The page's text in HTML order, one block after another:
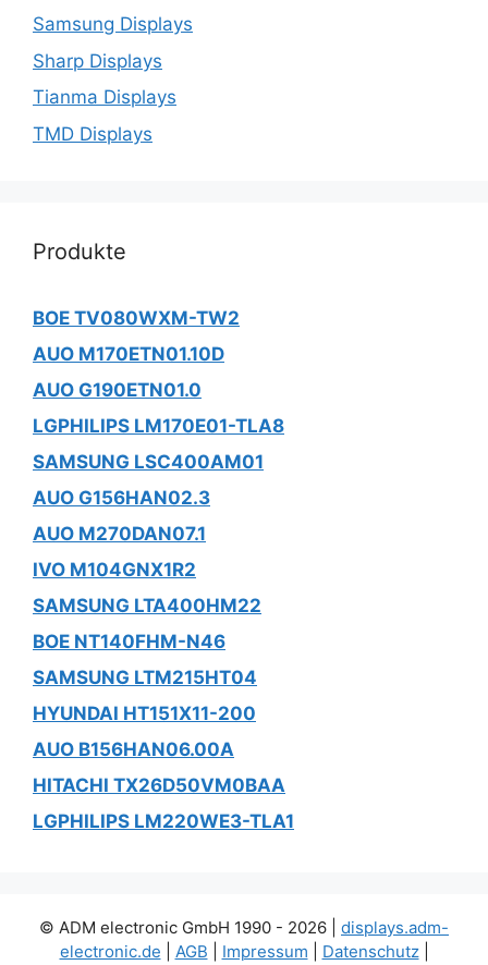
Samsung Displays
Sharp Displays
Tianma Displays
TMD Displays
Produkte
BOE TV080WXM-TW2
AUO M170ETN01.10D
AUO G190ETN01.0
LGPHILIPS LM170E01-TLA8
SAMSUNG LSC400AM01
AUO G156HAN02.3
AUO M270DAN07.1
IVO M104GNX1R2
SAMSUNG LTA400HM22
BOE NT140FHM-N46
SAMSUNG LTM215HT04
HYUNDAI HT151X11-200
AUO B156HAN06.00A
HITACHI TX26D50VM0BAA
LGPHILIPS LM220WE3-TLA1
© ADM electronic GmbH 1990 - 2026 | displays.adm-
electronic.de
AGB Impressum Datenschutz|